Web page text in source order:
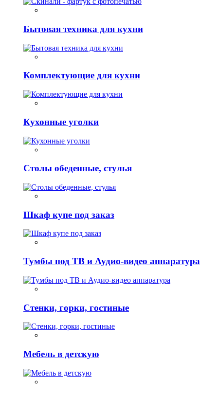
Бытовая техника для кухни
Комплектующие для кухни
Кухонные уголки
Столы обеденные, стулья
Шкаф купе под заказ
Тумбы под ТВ и Аудио-видео аппаратура
Стенки, горки, гостиные
Мебель в детскую